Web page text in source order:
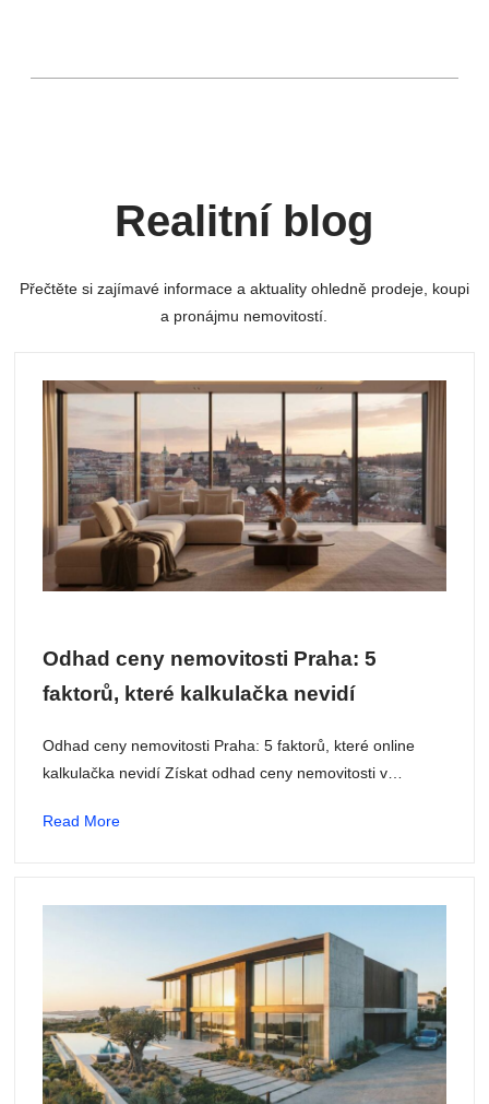
Realitní blog
Přečtěte si zajímavé informace a aktuality ohledně prodeje, koupi
a pronájmu nemovitostí.
Odhad ceny nemovitosti Praha: 5
faktorů, které kalkulačka nevidí
Odhad ceny nemovitosti Praha: 5 faktorů, které online
kalkulačka nevidí Získat odhad ceny nemovitosti v…
Read More